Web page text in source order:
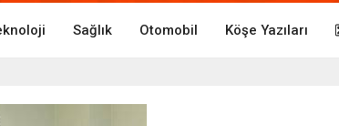
Sağlık Otomobil Köşe Yazıları